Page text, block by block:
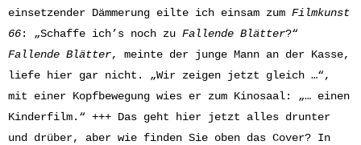
einsetzender Dämmerung eilte ich einsam zum Filmkunst
66: „Schaffe ich’s noch zu Fallende Blätter?“
Fallende Blätter, meinte der junge Mann an der Kasse,
liefe hier gar nicht. „Wir zeigen jetzt gleich …“,
mit einer Kopfbewegung wies er zum Kinosaal: „… einen
Kinderfilm.“ +++ Das geht hier jetzt alles drunter
und drüber, aber wie finden Sie oben das Cover? In